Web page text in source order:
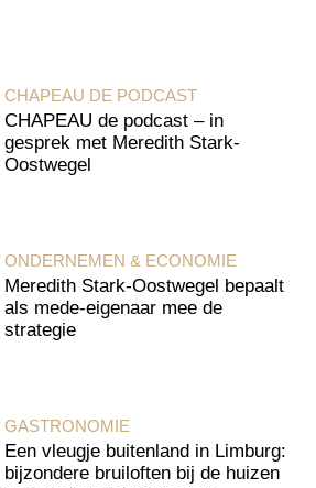
CHAPEAU DE PODCAST
CHAPEAU de podcast – in
gesprek met Meredith Stark-
Oostwegel
ONDERNEMEN & ECONOMIE
Meredith Stark-Oostwegel bepaalt
als mede-eigenaar mee de
strategie
GASTRONOMIE
Een vleugje buitenland in Limburg:
bijzondere bruiloften bij de huizen